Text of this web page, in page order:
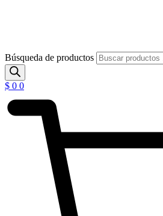
Búsqueda de productos
$ 0 0